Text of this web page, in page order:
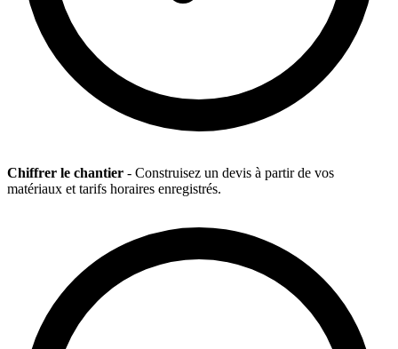
Chiffrer le chantier - Construisez un devis à partir de vos
matériaux et tarifs horaires enregistrés.